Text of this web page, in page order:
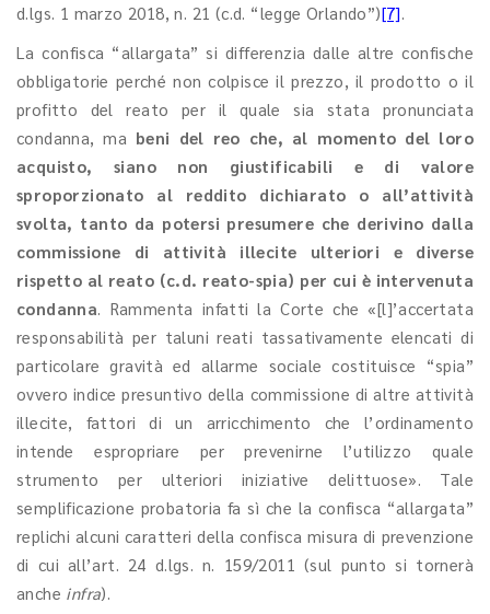
d.lgs. 1 marzo 2018, n. 21 (c.d. “legge Orlando”)[7].
La confisca “allargata” si differenzia dalle altre confische
obbligatorie perché non colpisce il prezzo, il prodotto o il
profitto del reato per il quale sia stata pronunciata
condanna, ma beni del reo che, al momento del loro
acquisto, siano non giustificabili e di valore
sproporzionato al reddito dichiarato o all’attività
svolta, tanto da potersi presumere che derivino dalla
commissione di attività illecite ulteriori e diverse
rispetto al reato (c.d. reato-spia) per cui è intervenuta
condanna. Rammenta infatti la Corte che «[l]’accertata
responsabilità per taluni reati tassativamente elencati di
particolare gravità ed allarme sociale costituisce “spia”
ovvero indice presuntivo della commissione di altre attività
illecite, fattori di un arricchimento che l’ordinamento
intende espropriare per prevenirne l’utilizzo quale
strumento per ulteriori iniziative delittuose». Tale
semplificazione probatoria fa sì che la confisca “allargata”
replichi alcuni caratteri della confisca misura di prevenzione
di cui all’art. 24 d.lgs. n. 159/2011 (sul punto si tornerà
anche infra).